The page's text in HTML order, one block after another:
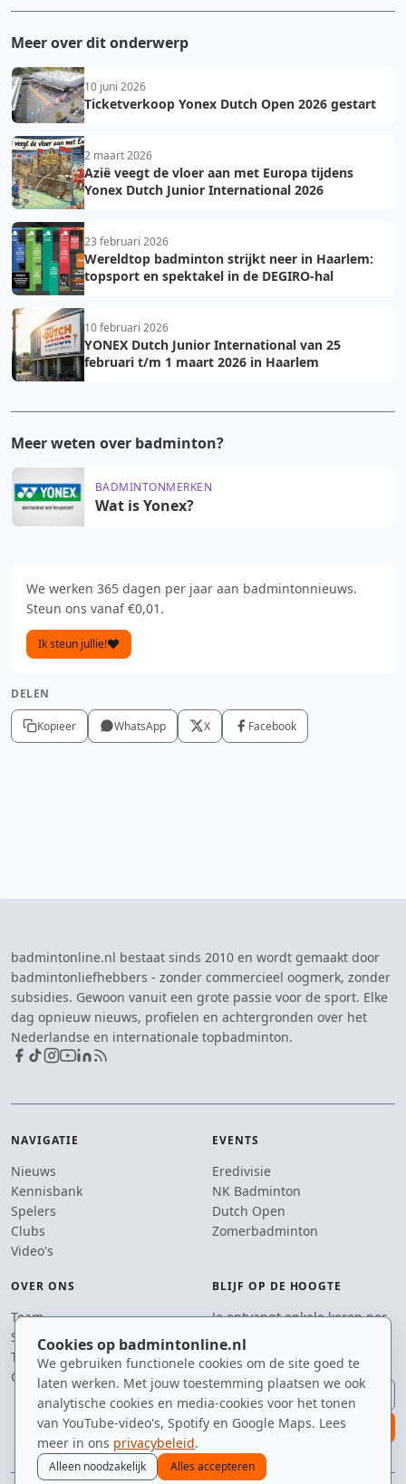
Cookies op badmintonline.nl
We gebruiken functionele cookies om de site goed te
laten werken. Met jouw toestemming plaatsen we ook
analytische cookies en media-cookies voor het tonen
van YouTube-video's, Spotify en Google Maps. Lees
meer in ons privacybeleid.
Alleen noodzakelijk Alles accepteren
Meer over dit onderwerp
10 juni 2026
Ticketverkoop Yonex Dutch Open 2026 gestart
2 maart 2026
Azië veegt de vloer aan met Europa tijdens
Yonex Dutch Junior International 2026
23 februari 2026
Wereldtop badminton strijkt neer in Haarlem:
topsport en spektakel in de DEGIRO-hal
10 februari 2026
YONEX Dutch Junior International van 25
februari t/m 1 maart 2026 in Haarlem
Meer weten over badminton?
BADMINTONMERKEN
Wat is Yonex?
We werken 365 dagen per jaar aan badmintonnieuws.
Steun ons vanaf €0,01.
Ik steun jullie!
DELEN
Kopieer WhatsApp X Facebook
badmintonline.nl bestaat sinds 2010 en wordt gemaakt door
badmintonliefhebbers - zonder commercieel oogmerk, zonder
subsidies. Gewoon vanuit een grote passie voor de sport. Elke
dag opnieuw nieuws, profielen en achtergronden over het
Nederlandse en internationale topbadminton.
NAVIGATIE
Nieuws
Kennisbank
Spelers
Clubs
Video's
EVENTS
Eredivisie
NK Badminton
Dutch Open
Zomerbadminton
OVER ONS
Team
Supporters
Tip de redactie
Contact
BLIJF OP DE HOOGTE
Je ontvangt enkele keren per
jaar een e-mail met het
laatste badmintonnieuws.
E-mailadres
aanmelden